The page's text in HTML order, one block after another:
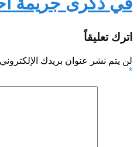
اترك تعليقاً
لن يتم نشر عنوان بريدك
*